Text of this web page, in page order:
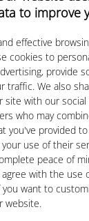
to improve
effective
cookies to
provide
traffic. We also
site with our social
who may
you've provided
use of their
peace of
with the use
want to
website.
질 셀룰러 연결
비용 효율
신사 로밍 요금
90% 저렴합니